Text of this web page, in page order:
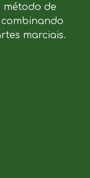
método de
marciais.